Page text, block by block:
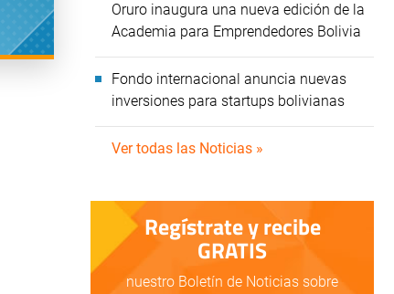
Oruro inaugura una nueva edición de la
Academia para Emprendedores Bolivia
Fondo internacional anuncia nuevas
inversiones para startups bolivianas
Ver todas las Noticias »
Regístrate y recibe
GRATIS
nuestro Boletín de Noticias sobre